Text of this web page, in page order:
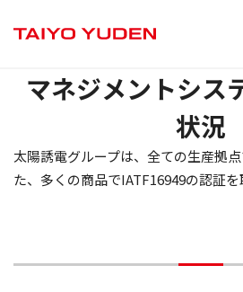
マネジメントシス
状況
太陽誘電グループは、全ての生産拠
た、多くの商品でIATF16949の認証を